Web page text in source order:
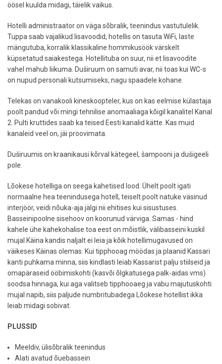
öösel kuulda midagi, täielik vaikus.
Hotelli administraator on väga sõbralik, teenindus vastutulelik.
Tuppa saab vajalikud lisavoodid, hotellis on tasuta WiFi, laste
mängutuba, korralik klassikaline hommikusöök värskelt
küpsetatud saiakestega. Hotellituba on suur, nii et lisavoodite
vahel mahub liikuma. Duširuum on samuti avar, nii toas kui WC-s
on nupud personali kutsumiseks, nagu spaadele kohane.
Telekas on vanakooli kineskoopteler, kus on kas eelmise külastaja
poolt pandud või mingi tehnilise anomaaliaga kõigil kanalitel Kanal
2. Pulti kruttides saab ka teised Eesti kanalid kätte. Kas muid
kanaleid veel on, jäi proovimata.
Duširuumis on kraanikausi kõrval kätegeel, šampooni ja dušigeeli
pole.
Lõokese hotelliga on seega kahetised lood. Ühelt poolt igati
normaalne hea teenindusega hotell, teiselt poolt natuke väsinud
interjöör, veidi nõuka-aja jälgi nii ehitises kui sisustuses.
Basseinipoolne sisehoov on koorunud värviga. Samas - hind
kahele ühe kahekohalise toa eest on mõistlik, välibasseini kuskil
mujal Käina kandis naljalt ei leia ja kõik hotellimugavused on
väikeses Käinas olemas. Kui tipphooag möödas ja plaanid Kassari
kanti puhkama minna, siis kindlasti leiab Kassarist palju stiilseid ja
omapäraseid ööbimiskohti (kasvõi õlgkatusega palk-aidas vms)
soodsa hinnaga, kui aga valitseb tipphooaeg ja vabu majutuskohti
mujal napib, siis paljude numbritubadega Lõokese hotellist ikka
leiab midagi sobivat.
PLUSSID
Meeldiv, ülisõbralik teenindus
Alati avatud õuebassein